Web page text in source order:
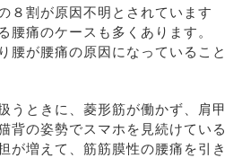
８割が原因不明とされています
腰痛のケースも多くあります。
腰が腰痛の原因になっていること
うときに、菱形筋が働かず、肩甲
背の姿勢でスマホを見続けている
が増えて、筋筋膜性の腰痛を引き